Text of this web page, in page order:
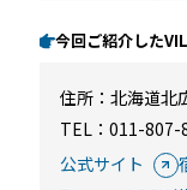
今回ご紹介した
住所： 北海道北
TEL：011-807-
公式サイト
ホーム
機能